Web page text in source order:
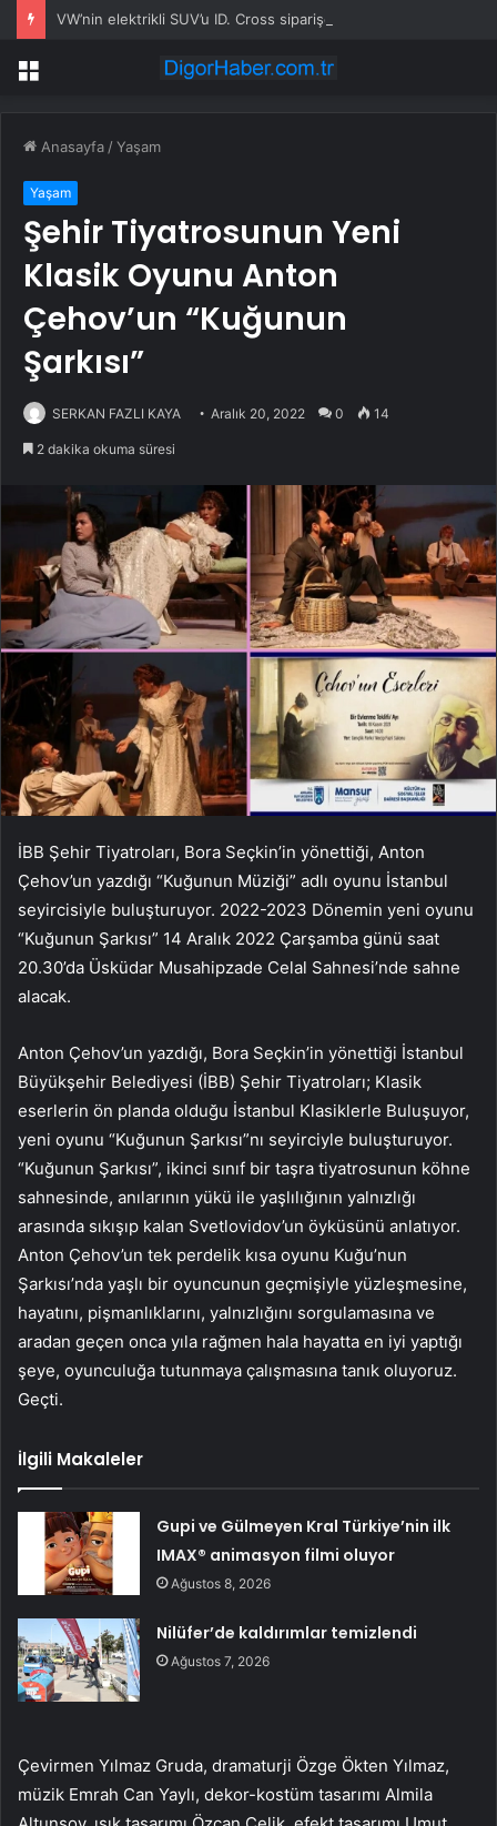
VW’nin elektrikli SUV’u ID. Cross siparişe açıldı
Menü
Anasayfa /Yaşam
Yaşam
Şehir Tiyatrosunun Yeni
Klasik Oyunu Anton
Çehov’un “Kuğunun
Şarkısı”
SERKAN FAZLI KAYA Aralık 20, 2022 0 14
2 dakika okuma süresi
İBB Şehir Tiyatroları, Bora Seçkin’in yönettiği, Anton
Çehov’un yazdığı “Kuğunun Müziği” adlı oyunu İstanbul
seyircisiyle buluşturuyor. 2022-2023 Dönemin yeni oyunu
“Kuğunun Şarkısı” 14 Aralık 2022 Çarşamba günü saat
20.30’da Üsküdar Musahipzade Celal Sahnesi’nde sahne
alacak.
Anton Çehov’un yazdığı, Bora Seçkin’in yönettiği İstanbul
Büyükşehir Belediyesi (İBB) Şehir Tiyatroları; Klasik
eserlerin ön planda olduğu İstanbul Klasiklerle Buluşuyor,
yeni oyunu “Kuğunun Şarkısı”nı seyirciyle buluşturuyor.
“Kuğunun Şarkısı”, ikinci sınıf bir taşra tiyatrosunun köhne
sahnesinde, anılarının yükü ile yaşlılığının yalnızlığı
arasında sıkışıp kalan Svetlovidov’un öyküsünü anlatıyor.
Anton Çehov’un tek perdelik kısa oyunu Kuğu’nun
Şarkısı’nda yaşlı bir oyuncunun geçmişiyle yüzleşmesine,
hayatını, pişmanlıklarını, yalnızlığını sorgulamasına ve
aradan geçen onca yıla rağmen hala hayatta en iyi yaptığı
şeye, oyunculuğa tutunmaya çalışmasına tanık oluyoruz.
Geçti.
İlgili Makaleler
Gupi ve Gülmeyen Kral Türkiye’nin ilk
IMAX® animasyon filmi oluyor
Ağustos 8, 2026
Nilüfer’de kaldırımlar temizlendi
Ağustos 7, 2026
Çevirmen Yılmaz Gruda, dramaturji Özge Ökten Yılmaz,
müzik Emrah Can Yaylı, dekor-kostüm tasarımı Almila